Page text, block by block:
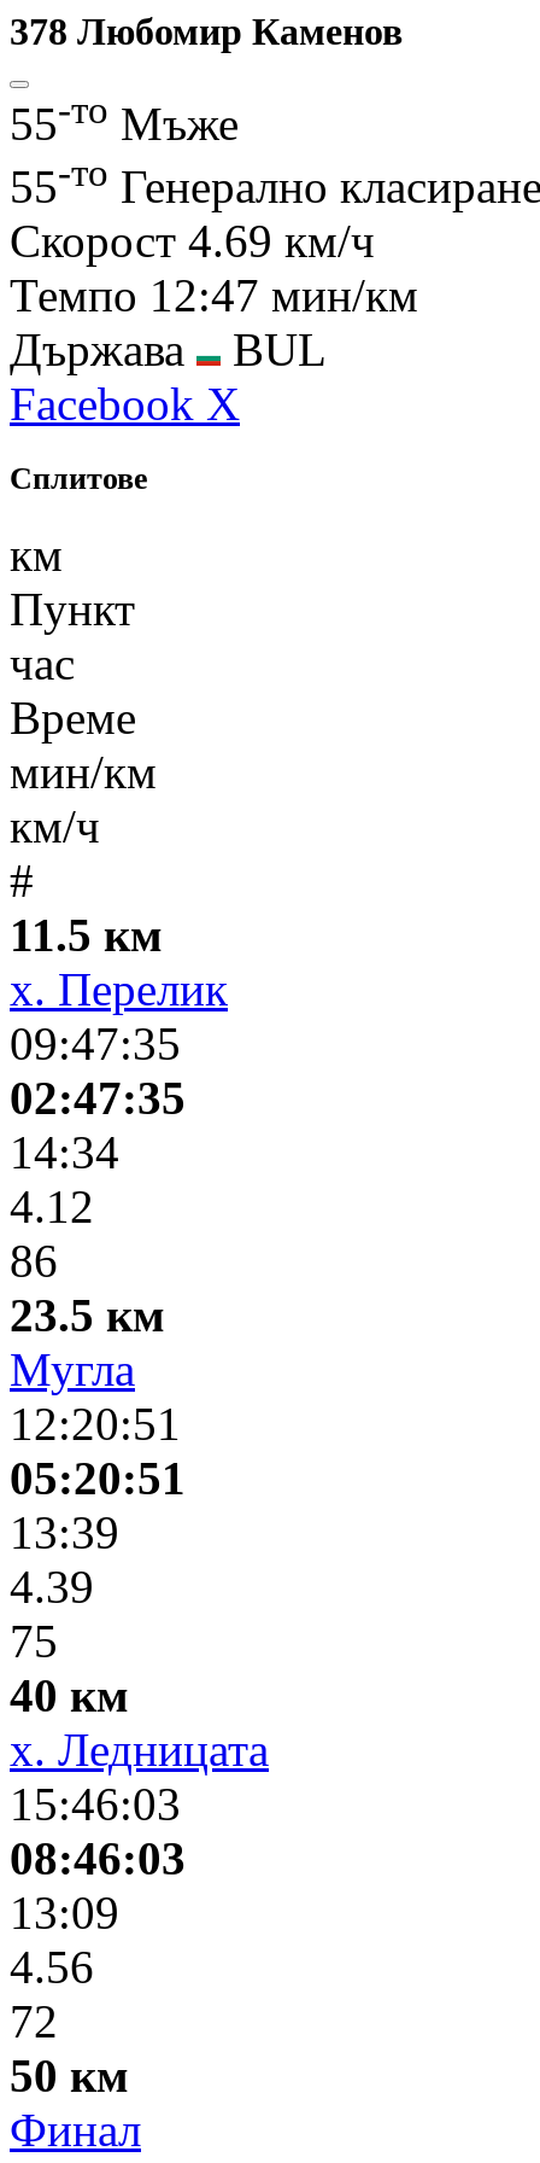
378 Любомир Каменов
55-то Мъже
55-то Генерално
Скорост 4.69 км/ч
Темпо 12:47 мин/км
Държава
BUL
Facebook X
Сплитове
км
Пункт
час
Време
мин/км
км/ч
#
11.5 км
х. Перелик
09:47:35
02:47:35
14:34
4.12
86
23.5 км
Мугла
12:20:51
05:20:51
13:39
4.39
75
40 км
х. Ледницата
15:46:03
08:46:03
13:09
4.56
72
50 км
Финал